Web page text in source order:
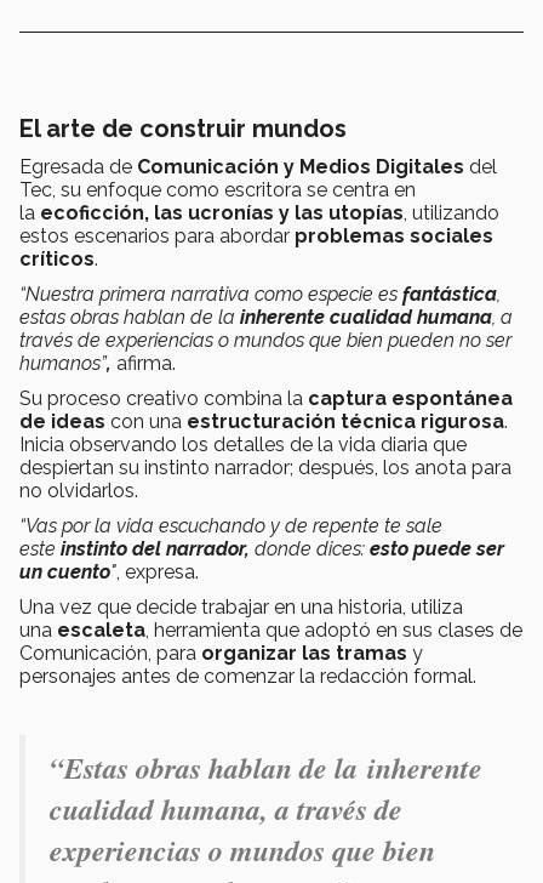
El arte de construir mundos
Egresada de Comunicación y Medios Digitales del
Tec, su enfoque como escritora se centra en
la ecoficción, las ucronías y las utopías, utilizando
estos escenarios para abordar problemas sociales
críticos.
“Nuestra primera narrativa como especie es fantástica,
estas obras hablan de la inherente cualidad humana, a
través de experiencias o mundos que bien pueden no ser
humanos”, afirma.
Su proceso creativo combina la captura espontánea
de ideas con una estructuración técnica rigurosa.
Inicia observando los detalles de la vida diaria que
despiertan su instinto narrador; después, los anota para
no olvidarlos.
“Vas por la vida escuchando y de repente te sale
este instinto del narrador, donde dices: esto puede ser
un cuento", expresa.
Una vez que decide trabajar en una historia, utiliza
una escaleta, herramienta que adoptó en sus clases de
Comunicación, para organizar las tramas y
personajes antes de comenzar la redacción formal.
“Estas obras hablan de la inherente
cualidad humana, a través de
experiencias o mundos que bien